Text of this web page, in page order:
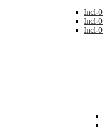
Incl-
Incl-
Incl-